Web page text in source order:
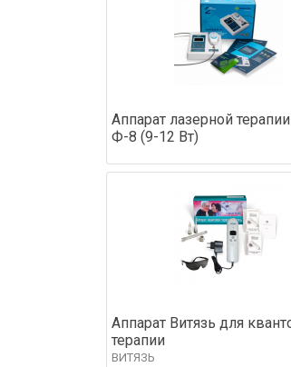
Аппарат лазерной
Ф-8 (9-12 Вт)
Аппарат Витязь для
терапии
ВИТЯЗЬ